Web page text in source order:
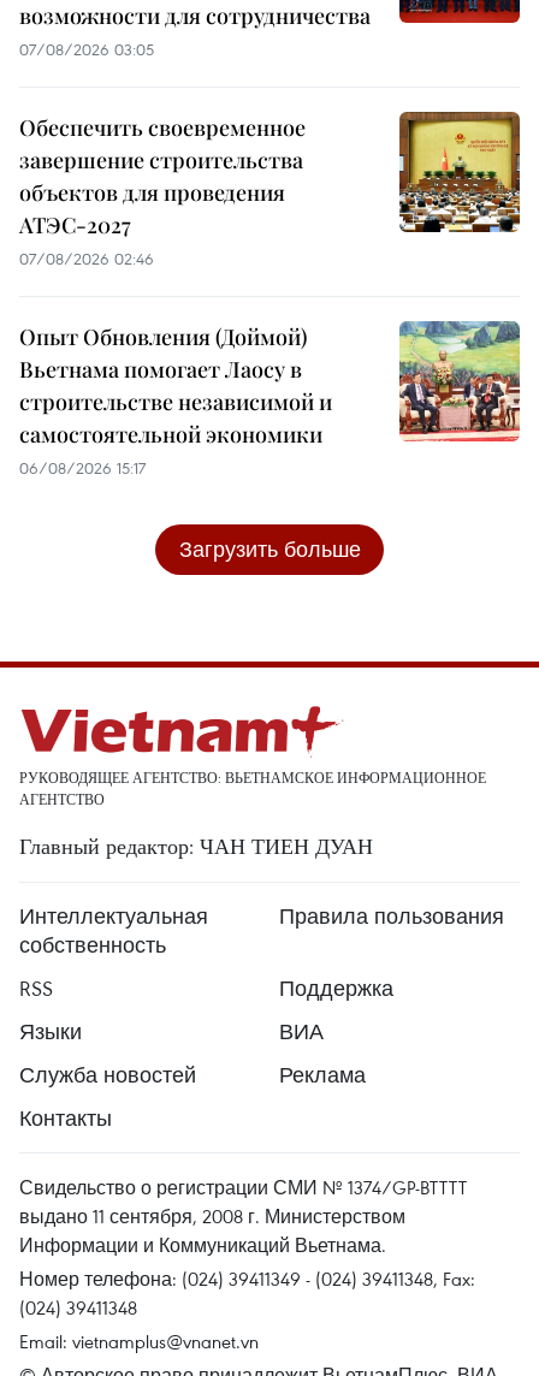
возможности для сотрудничества
07/08/2026 03:05
Обеспечить своевременное
завершение строительства
объектов для проведения
АТЭС-2027
07/08/2026 02:46
Опыт Обновления (Доймой)
Вьетнама помогает Лаосу в
строительстве независимой и
самостоятельной экономики
06/08/2026 15:17
Загрузить больше
РУКОВОДЯЩЕЕ АГЕНТСТВО: ВЬЕТНАМСКОЕ ИНФОРМАЦИОННОЕ
АГЕНТСТВО
Главный редактор: ЧАН ТИЕН ДУАН
Интеллектуальная
собственность
Правила пользования
RSS
Поддержка
Языки
ВИА
Служба новостей
Реклама
Контакты
Свидельство о регистрации СМИ № 1374/GP-BTTTT
выдано 11 сентября, 2008 г. Министерством
Информации и Коммуникаций Вьетнама.
Номер телефона: (024) 39411349 - (024) 39411348, Fax:
(024) 39411348
Email: vietnamplus@vnanet.vn